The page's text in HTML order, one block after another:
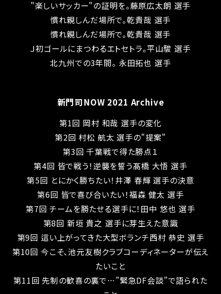
"楽しいサッカー"の証明を。藤原広太朗 選手
慣れ親しんだ場所で。乾貴哉 選手
慣れ親しんだ場所で。乾貴哉 選手
Ｊ初ゴールにまつわるエトセトラ。平山駿 選手
北九州での3年間。 永田拓也 選手
新門司NOW 2021 Archive
第1回 岡村 和哉 選手の変化
第2回 村松 航太 選手の"提案"
第3回 千葉戦で得た勝点１
第4回 皆で戦う！逆襲を誓う髙橋 大悟 選手
第5回 とにかく勝ちたい！井澤 春輝 選手の決意
第6回 皆で喜び合いたい！福森 健太 選手
第7回 チームを勝たせる選手に！田中 悠也 選手
第8回 新垣 貴之 選手に芽生えた意識
第9回 這い上がってきた大型ボランチ西村 恭史 選手
第10回 今こそ、池元友樹クラブコーディネーターが伝え
たいこと
第11回 先制の歓喜の裏で…”緊急DF会談”で語られた